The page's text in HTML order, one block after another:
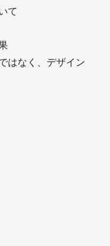
て
はなく、デザイン